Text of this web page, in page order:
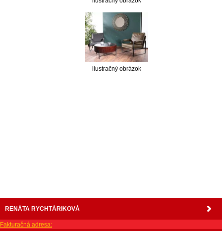
ilustračný obrázok
RENÁTA RYCHTÁRIKOVÁ
Fakturačná adresa: